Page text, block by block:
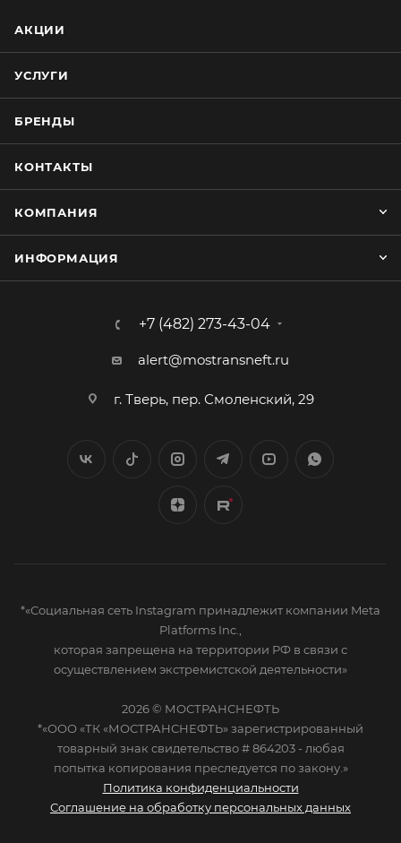
АКЦИИ
УСЛУГИ
БРЕНДЫ
КОНТАКТЫ
КОМПАНИЯ
ИНФОРМАЦИЯ
+7 (482) 273-43-04
alert@mostransneft.ru
г. Тверь, пер. Смоленский, 29
*«Социальная сеть Instagram принадлежит компании Meta
Platforms Inc.,
которая запрещена на территории РФ в связи с
осуществлением экстремистской деятельности»
2026 © МОСТРАНСНЕФТЬ
*«ООО «ТК «МОСТРАНСНЕФТЬ» зарегистрированный
товарный знак свидетельство # 864203 - любая
попытка копирования преследуется по закону.»
Политика конфиденциальности
Соглашение на обработку персональных данных